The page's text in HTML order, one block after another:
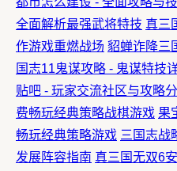
全面解析最强武将特技 真三
作游戏重燃战场 貂蝉诈降三
国志11鬼谋攻略 - 鬼谋特技
贴吧 - 玩家交流社区与攻略
费畅玩经典策略战棋游戏 果
畅玩经典策略游戏 三国志战
发展阵容指南 真三国无双6